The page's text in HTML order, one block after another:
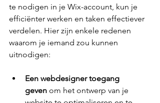
te nodigen in je Wix-account, kun je
efficiënter werken en taken effectiever
verdelen. Hier zijn enkele redenen
waarom je iemand zou kunnen
uitnodigen:
Een webdesigner toegang
geven om het ontwerp van je